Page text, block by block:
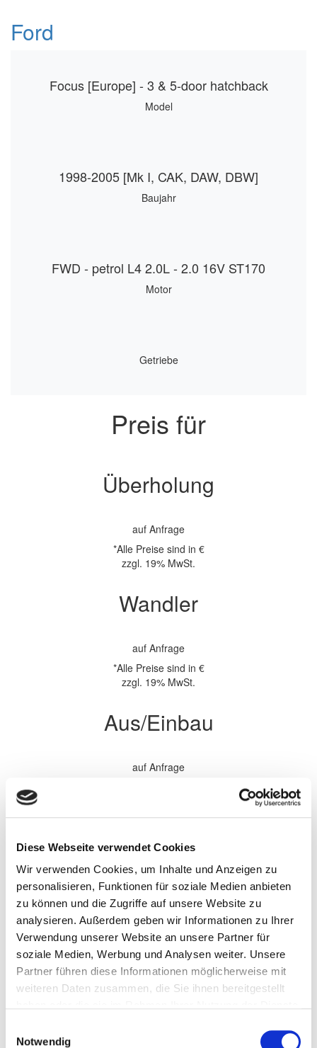
Diese Webseite verwendet Cookies
Wir verwenden Cookies, um Inhalte und Anzeigen zu
personalisieren, Funktionen für soziale Medien anbieten
zu können und die Zugriffe auf unsere Website zu
analysieren. Außerdem geben wir Informationen zu Ihrer
Verwendung unserer Website an unsere Partner für
soziale Medien, Werbung und Analysen weiter. Unsere
Partner führen diese Informationen möglicherweise mit
weiteren Daten zusammen, die Sie ihnen bereitgestellt
Notwendig
Ford
Focus [Europe] - 3 & 5-door hatchback
Model
1998-2005 [Mk I, CAK, DAW, DBW]
Baujahr
FWD - petrol L4 2.0L - 2.0 16V ST170
Motor
Getriebe
Preis für
Überholung
auf Anfrage
*Alle Preise sind in €
zzgl. 19% MwSt.
Wandler
auf Anfrage
*Alle Preise sind in €
zzgl. 19% MwSt.
Aus/Einbau
auf Anfrage
Komplette Überholung aller Softparts (Verschleißteile) im
Getriebe. Elektronische Komponenten, sowie Antriebsteile werden
bei Bedarf gewechselt und nach Absprache separat berechnet.
Wandler werden nach Bedarf zu den aufgeführten Preisen
überholt.
Persönliche Informationen
Vorname
Name
Firma/Unternehmen